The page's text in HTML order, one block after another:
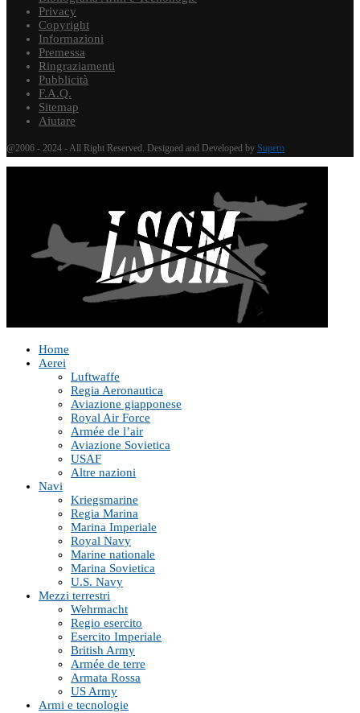
Privacy
Copyright
Informazioni
Premessa
Ringraziamenti
Pubblicità
F.A.Q.
Sitemap
Aiutare
@2006 - 2024 - All Right Reserved. Designed and Developed by Supero
Home
Aerei
Luftwaffe
Regia Aeronautica
Aviazione giapponese
Royal Air Force
Armée de l’air
Aviazione Sovietica
USAF
Altre nazioni
Navi
Kriegsmarine
Regia Marina
Marina Imperiale
Royal Navy
Marine nationale
Marina Sovietica
U.S. Navy
Mezzi terrestri
Wehrmacht
Regio esercito
Esercito Imperiale
British Army
Armée de terre
Armata Rossa
US Army
Armi e tecnologie